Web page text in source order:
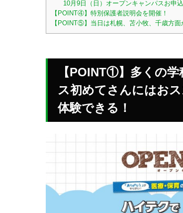
10月9日（日）オープンキャンパスお申
【POINT④】特別保護者説明会を開催！
【POINT⑤】当日は札幌、苫小牧、千歳方
【POINT①】多くの
ス初めてさんにはお
体験できる！